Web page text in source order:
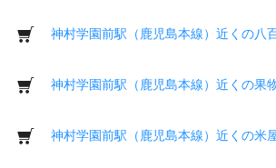
神村学園前駅（鹿児島本線）近くの八
神村学園前駅（鹿児島本線）近くの果
神村学園前駅（鹿児島本線）近くの米